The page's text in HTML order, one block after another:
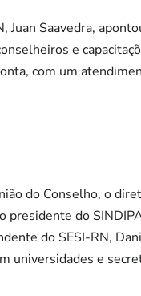
Juan Saavedra,
e
com um
do Conselho, o
presidente do
do SESI-RN,
universidades e